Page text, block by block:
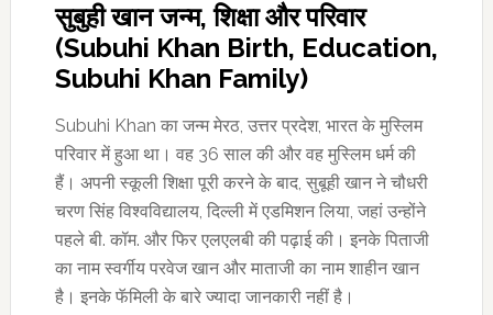
सुबुही खान जन्म, शिक्षा और परिवार
(Subuhi Khan Birth, Education,
Subuhi Khan Family)
Subuhi Khan का जन्म मेरठ, उत्तर प्रदेश, भारत के मुस्लिम
परिवार में हुआ था। वह 36 साल की और वह मुस्लिम धर्म की
हैं। अपनी स्कूली शिक्षा पूरी करने के बाद, सुबूही खान ने चौधरी
चरण सिंह विश्वविद्यालय, दिल्ली में एडमिशन लिया, जहां उन्होंने
पहले बी. कॉम. और फिर एलएलबी की पढ़ाई की। इनके पिताजी
का नाम स्वर्गीय परवेज खान और माताजी का नाम शाहीन खान
है। इनके फॅमिली के बारे ज्यादा जानकारी नहीं है।